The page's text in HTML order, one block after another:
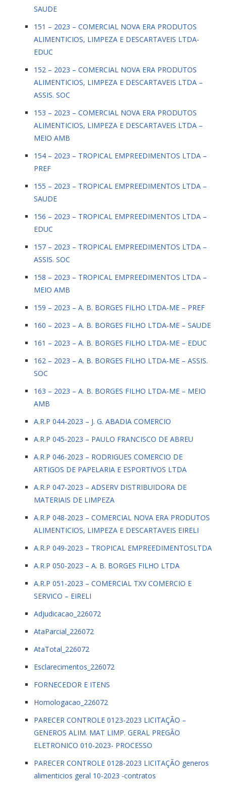
SAUDE
151 – 2023 – COMERCIAL NOVA ERA PRODUTOS
ALIMENTICIOS, LIMPEZA E DESCARTAVEIS LTDA-
EDUC
152 – 2023 – COMERCIAL NOVA ERA PRODUTOS
ALIMENTICIOS, LIMPEZA E DESCARTAVEIS LTDA –
ASSIS. SOC
153 – 2023 – COMERCIAL NOVA ERA PRODUTOS
ALIMENTICIOS, LIMPEZA E DESCARTAVEIS LTDA –
MEIO AMB
154 – 2023 – TROPICAL EMPREEDIMENTOS LTDA –
PREF
155 – 2023 – TROPICAL EMPREEDIMENTOS LTDA –
SAUDE
156 – 2023 – TROPICAL EMPREEDIMENTOS LTDA –
EDUC
157 – 2023 – TROPICAL EMPREEDIMENTOS LTDA –
ASSIS. SOC
158 – 2023 – TROPICAL EMPREEDIMENTOS LTDA –
MEIO AMB
159 – 2023 – A. B. BORGES FILHO LTDA-ME – PREF
160 – 2023 – A. B. BORGES FILHO LTDA-ME – SAUDE
161 – 2023 – A. B. BORGES FILHO LTDA-ME – EDUC
162 – 2023 – A. B. BORGES FILHO LTDA-ME – ASSIS.
SOC
163 – 2023 – A. B. BORGES FILHO LTDA-ME – MEIO
AMB
A.R.P 044-2023 – J. G. ABADIA COMERCIO
A.R.P 045-2023 – PAULO FRANCISCO DE ABREU
A.R.P 046-2023 – RODRIGUES COMERCIO DE
ARTIGOS DE PAPELARIA E ESPORTIVOS LTDA
A.R.P 047-2023 – ADSERV DISTRIBUIDORA DE
MATERIAIS DE LIMPEZA
A.R.P 048-2023 – COMERCIAL NOVA ERA PRODUTOS
ALIMENTICIOS, LIMPEZA E DESCARTAVEIS EIRELI
A.R.P 049-2023 – TROPICAL EMPREEDIMENTOSLTDA
A.R.P 050-2023 – A. B. BORGES FILHO LTDA
A.R.P 051-2023 – COMERCIAL TXV COMERCIO E
SERVICO – EIRELI
Adjudicacao_226072
AtaParcial_226072
AtaTotal_226072
Esclarecimentos_226072
FORNECEDOR E ITENS
Homologacao_226072
PARECER CONTROLE 0123-2023 LICITAÇÃO –
GENEROS ALIM. MAT LIMP. GERAL PREGÃO
ELETRONICO 010-2023- PROCESSO
PARECER CONTROLE 0128-2023 LICITAÇÃO generos
alimenticios geral 10-2023 -contratos